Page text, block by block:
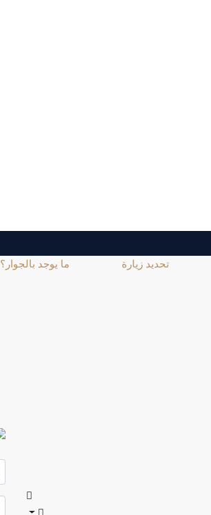
تحديد زيارة ما يوجد بالجوار؟